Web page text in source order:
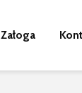
Załoga